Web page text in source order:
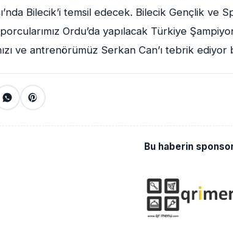
Bilecik’i temsil edecek. Bilecik Gençlik ve
Ordu’da yapılacak Türkiye
ve antrenörümüz Serkan Can’ı tebrik ediyor
Bu haberin